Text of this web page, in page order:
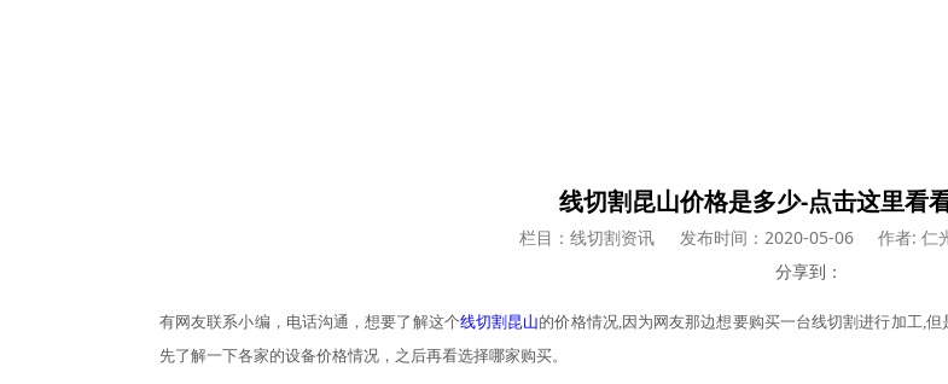
线切割昆山价格是多少-点击这里看
栏目：线切割资讯 发布时间：2020-05-06 作者: 仁
分享到：
有网友联系小编，电话沟通，想要了解这个线切割昆山的价格情况,因为网友那边想要购买一台线切割进行加工,但
先了解一下各家的设备价格情况，之后再看选择哪家购买。